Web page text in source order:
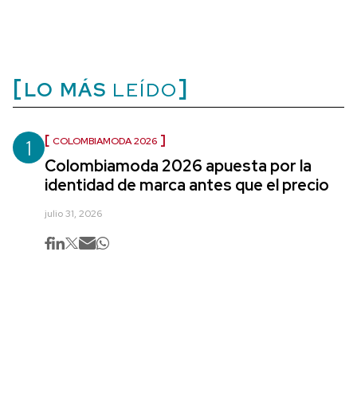
LO MÁS LEÍDO
1 COLOMBIAMODA 2026
Colombiamoda 2026 apuesta por la
identidad de marca antes que el precio
julio 31, 2026